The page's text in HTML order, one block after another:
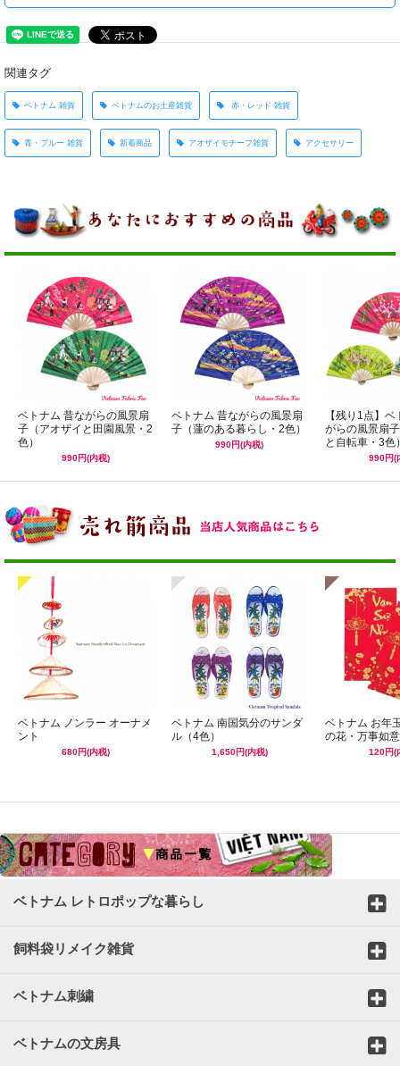
関連タグ
ベトナム 雑貨 ベトナムのお土産雑貨 赤・レッド 雑貨
青・ブルー 雑貨 新着商品 アオザイモチーフ雑貨 アクセサリー
ベトナム 昔ながらの風景扇
子（アオザイと田園風景・2
色）
990円(内税)
ベトナム 昔ながらの風景扇
子（蓮のある暮らし・2色）
990円(内税)
【残り1点】
がらの風景扇
と自転車・3色
990円(
ベトナム ノンラー オーナメ
ント
680円(内税)
ベトナム 南国気分のサンダ
ル（4色）
1,650円(内税)
ベトナム お年
の花・万事如意
120円(
ベトナム レトロポップな暮らし
飼料袋リメイク雑貨
ベトナム刺繍
ベトナムの文房具